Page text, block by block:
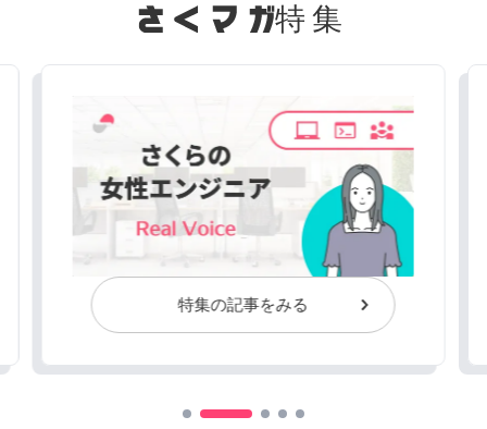
特集
特集の記事をみる